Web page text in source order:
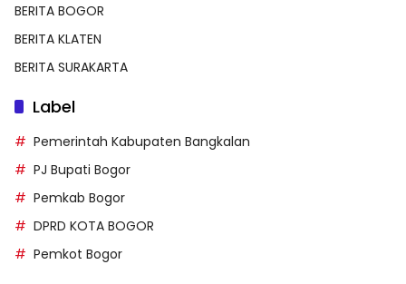
BERITA BOGOR
BERITA KLATEN
BERITA SURAKARTA
Label
Pemerintah Kabupaten Bangkalan
PJ Bupati Bogor
Pemkab Bogor
DPRD KOTA BOGOR
Pemkot Bogor